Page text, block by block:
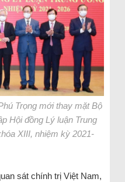
Trọng mới thay mặt Bộ
Hội đồng Lý luận Trung
XIII, nhiệm kỳ 2021-
sát chính trị Việt Nam,